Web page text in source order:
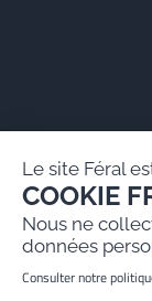
Politique
Le site Féral
COOKIE
Nous ne
données
Consulter notre